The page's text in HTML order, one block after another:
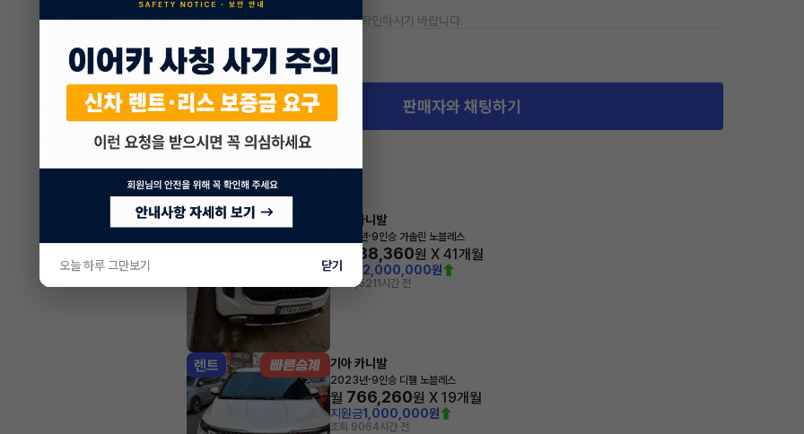
* 정확한 정보는 판매자와 반드시 확인하시기 바랍니다.
부산 기장군 정관읍 달산리
판매자와 채팅하기
리스 기아 카니발
2025년·9인승 가솔린 노블레스
688,360원 X 41개월
지원금 2,000,000원
조회 1,521 1시간 전
렌트 기아 카니발
2023년·9인승 디젤 노블레스
월 766,260원 X 19개월
지원금1,000,000원
조회 9064시간 전
오늘 하루 그만보기 닫기